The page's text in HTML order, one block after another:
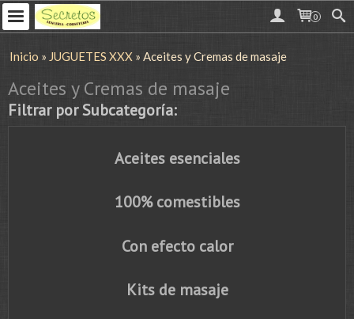
0
Inicio » JUGUETES XXX » Aceites y Cremas de masaje
Aceites y Cremas de masaje
Filtrar por Subcategoría:
Aceites esenciales
100% comestibles
Con efecto calor
Kits de masaje